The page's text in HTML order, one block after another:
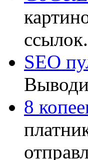
SEO
8